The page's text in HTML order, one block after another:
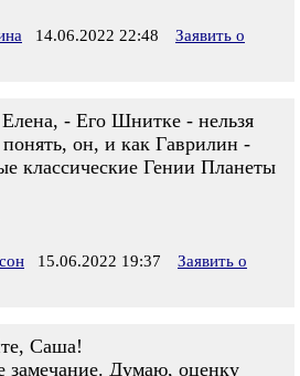
14.06.2022 22:48
Заявить о
- Его Шнитке - нельзя
он, и как Гаврилин -
классические Гении Планеты
15.06.2022 19:37
Заявить о
Саша!
замечание. Думаю, оценку